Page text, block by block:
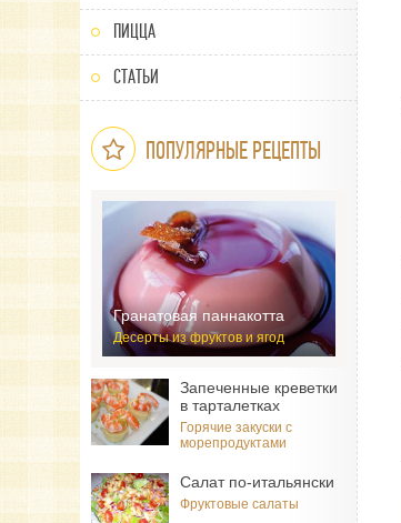
ПИЦЦА
СТАТЬИ
ПОПУЛЯРНЫЕ РЕЦЕПТЫ
Гранатовая паннакотта
Десерты из фруктов и ягод
Запеченные креветки
в тарталетках
Горячие закуски с
морепродуктами
Салат по-итальянски
Фруктовые салаты